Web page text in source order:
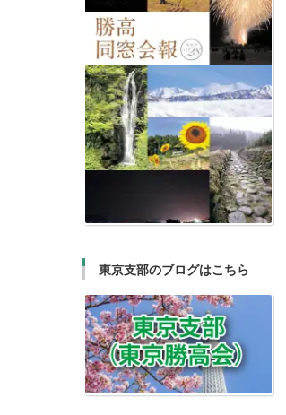
東京支部のブログはこちら